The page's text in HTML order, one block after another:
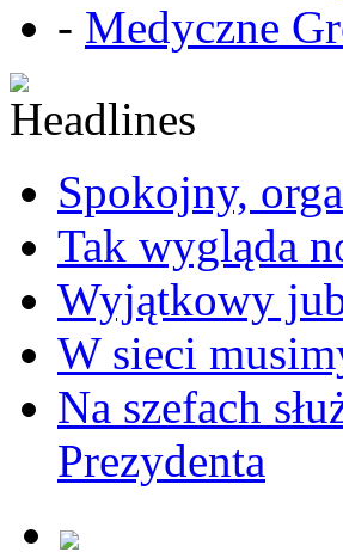
- Medyczne
Spokojny,
Tak wygląda
Wyjątkowy
W sieci
Na szefach
Prezydenta